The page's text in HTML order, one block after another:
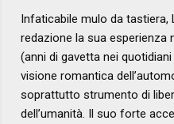
Infaticabile mulo da
redazione la sua esperienza
(anni di gavetta nei
visione romantica
soprattutto strumento di
dell’umanità. Il suo forte